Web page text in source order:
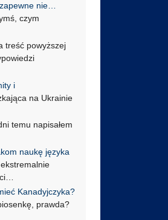
nie…
czym
treść powyższej
i
na Ukrainie
temu napisałem
naukę języka
Kanadyjczyka?
prawda?